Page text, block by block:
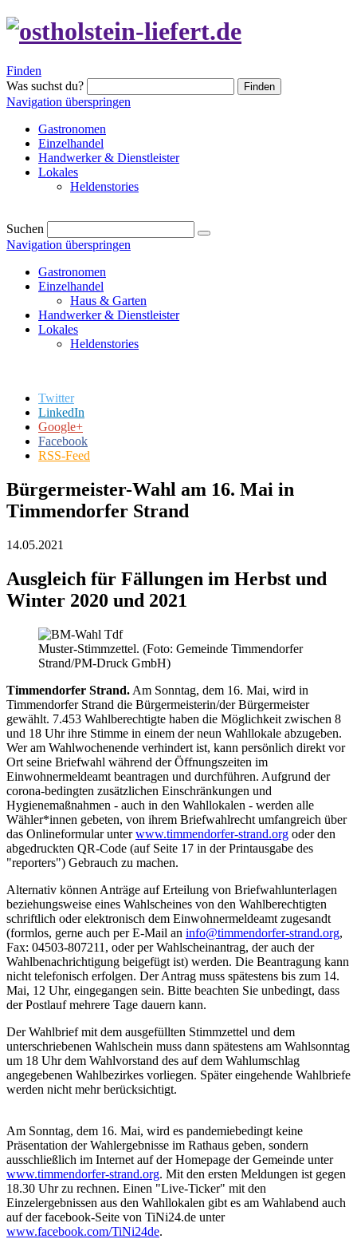
Finden
Was suchst du?
Finden
Navigation überspringen
Gastronomen
Einzelhandel
Handwerker & Dienstleister
Lokales
Heldenstories
Suchen
Navigation überspringen
Gastronomen
Einzelhandel
Haus & Garten
Handwerker & Dienstleister
Lokales
Heldenstories
Twitter
LinkedIn
Google+
Facebook
RSS-Feed
Bürgermeister-Wahl am 16. Mai in
Timmendorfer Strand
14.05.2021
Ausgleich für Fällungen im Herbst und
Winter 2020 und 2021
Muster-Stimmzettel. (Foto: Gemeinde Timmendorfer
Strand/PM-Druck GmbH)
Timmendorfer Strand. Am Sonntag, dem 16. Mai, wird in
Timmendorfer Strand die Bürgermeisterin/der Bürgermeister
gewählt. 7.453 Wahlberechtigte haben die Möglichkeit zwischen 8
und 18 Uhr ihre Stimme in einem der neun Wahllokale abzugeben.
Wer am Wahlwochenende verhindert ist, kann persönlich direkt vor
Ort seine Briefwahl während der Öffnungszeiten im
Einwohnermeldeamt beantragen und durchführen. Aufgrund der
corona-bedingten zusätzlichen Einschränkungen und
Hygienemaßnahmen - auch in den Wahllokalen - werden alle
Wähler*innen gebeten, von ihrem Briefwahlrecht umfangreich über
das Onlineformular unterwww.timmendorfer-strand.org oder den
abgedruckten QR-Code (auf Seite 17 in der Printausgabe des
"reporters") Gebrauch zu machen.
Alternativ können Anträge auf Erteilung von Briefwahlunterlagen
beziehungsweise eines Wahlscheines von den Wahlberechtigten
schriftlich oder elektronisch dem Einwohnermeldeamt zugesandt
(formlos, gerne auch per E-Mail an info@timmendorfer-strand.org,
Fax: 04503-807211, oder per Wahlscheinantrag, der auch der
Wahlbenachrichtigung beigefügt ist) werden. Die Beantragung kann
nicht telefonisch erfolgen. Der Antrag muss spätestens bis zum 14.
Mai, 12 Uhr, eingegangen sein. Bitte beachten Sie unbedingt, dass
der Postlauf mehrere Tage dauern kann.
Der Wahlbrief mit dem ausgefüllten Stimmzettel und dem
unterschriebenen Wahlschein muss dann spätestens am Wahlsonntag
um 18 Uhr dem Wahlvorstand des auf dem Wahlumschlag
angegebenen Wahlbezirkes vorliegen. Später eingehende Wahlbriefe
werden nicht mehr berücksichtigt.
Am Sonntag, dem 16. Mai, wird es pandemiebedingt keine
Präsentation der Wahlergebnisse im Rathaus geben, sondern
ausschließlich im Internet auf der Homepage der Gemeinde unter
www.timmendorfer-strand.org. Mit den ersten Meldungen ist gegen
18.30 Uhr zu rechnen. Einen "Live-Ticker" mit den
Einzelergebnissen aus den Wahllokalen gibt es am Wahlabend auch
auf der facebook-Seite von TiNi24.de unter
www.facebook.com/TiNi24de.